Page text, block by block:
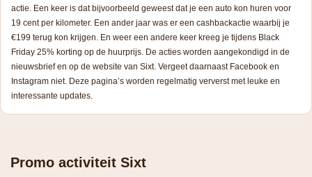
actie. Een keer is dat bijvoorbeeld geweest dat je een auto kon huren voor
19 cent per kilometer. Een ander jaar was er een cashbackactie waarbij je
€199 terug kon krijgen. En weer een andere keer kreeg je tijdens Black
Friday 25% korting op de huurprijs. De acties worden aangekondigd in de
nieuwsbrief en op de website van Sixt. Vergeet daarnaast Facebook en
Instagram niet. Deze pagina’s worden regelmatig ververst met leuke en
interessante updates.
Promo activiteit Sixt